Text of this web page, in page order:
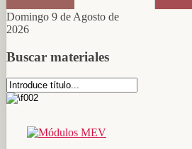
Domingo 9 de Agosto de
2026
Buscar materiales